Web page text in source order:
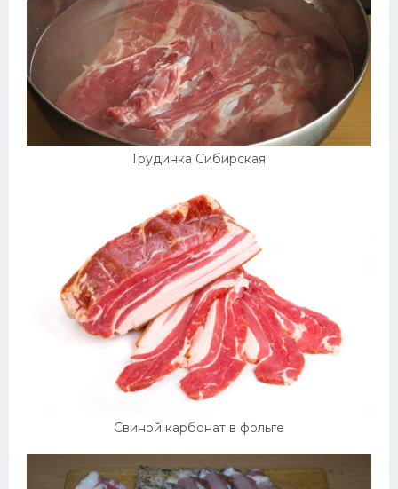
Грудинка Сибирская
Свиной карбонат в фольге